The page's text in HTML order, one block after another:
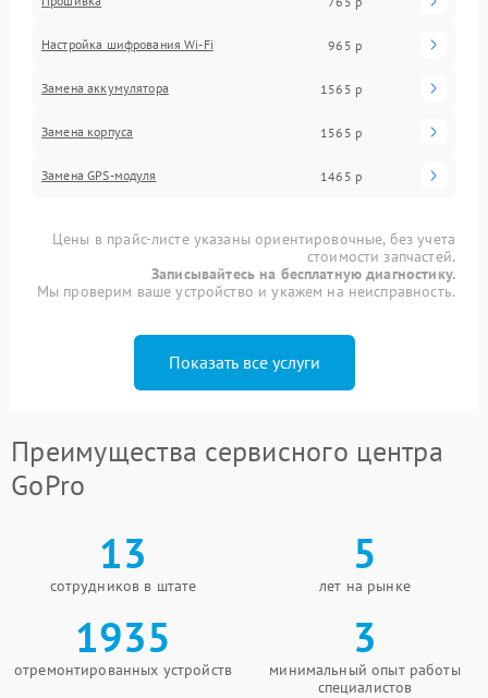
Настройка шифрования Wi-Fi 965 р
Замена аккумулятора 1565 р
Замена корпуса 1565 р
Замена GPS-модуля 1465 р
Цены в прайс-листе указаны ориентировочные, без учета
стоимости запчастей.
Записывайтесь на бесплатную диагностику.
Мы проверим ваше устройство и укажем на неисправность.
Показать все услуги
Преимущества сервисного центра
GoPro
13
сотрудников в штате
5
лет на рынке
1935
отремонтированных устройств
3
минимальный опыт работы
специалистов